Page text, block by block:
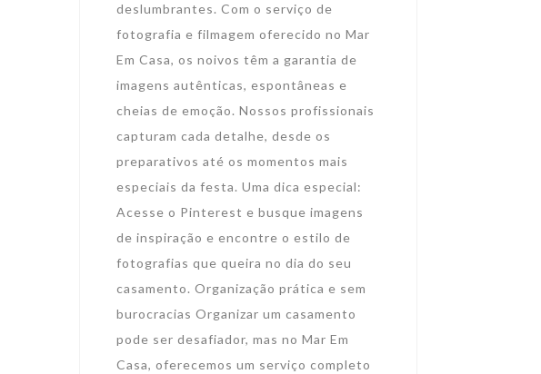
deslumbrantes. Com o serviço de
fotografia e filmagem oferecido no Mar
Em Casa, os noivos têm a garantia de
imagens autênticas, espontâneas e
cheias de emoção. Nossos profissionais
capturam cada detalhe, desde os
preparativos até os momentos mais
especiais da festa. Uma dica especial:
Acesse o Pinterest e busque imagens
de inspiração e encontre o estilo de
fotografias que queira no dia do seu
casamento. Organização prática e sem
burocracias Organizar um casamento
pode ser desafiador, mas no Mar Em
Casa, oferecemos um serviço completo